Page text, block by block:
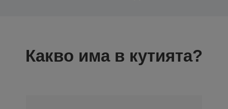
Какво има в кутията?